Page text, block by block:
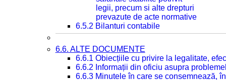
legii, precum si alte drepturi
prevazute de acte normative
6.5.2 Bilanturi contabile
6.6. ALTE DOCUMENTE
6.6.1 Obiecțiile cu privire la legalitate,
6.6.2 Informații din oficiu asupra
6.6.3 Minutele în care se consemnează,